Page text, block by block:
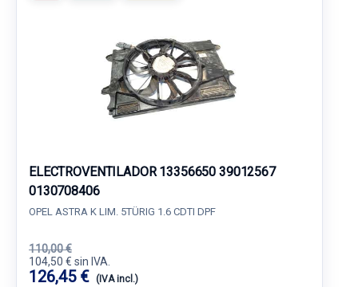
ELECTROVENTILADOR 13356650 39012567
0130708406
OPEL ASTRA K LIM. 5TÜRIG 1.6 CDTI DPF
110,00 €
104,50 € sin IVA.
126,45 € (IVA incl.)